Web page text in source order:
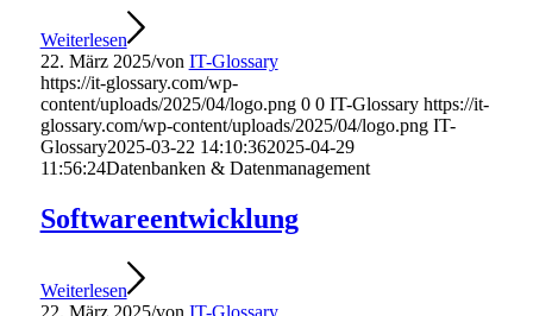
Weiterlesen
22. März 2025/von IT-Glossary
https://it-glossary.com/wp-
content/uploads/2025/04/logo.png 0 0 IT-Glossary https://it-
glossary.com/wp-content/uploads/2025/04/logo.png IT-
Glossary2025-03-22 14:10:362025-04-29
11:56:24Datenbanken & Datenmanagement
Softwareentwicklung
Weiterlesen